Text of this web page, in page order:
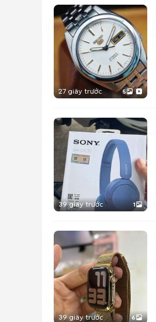
27 giây trước 5
39 giây trước 1
39 giây trước 6